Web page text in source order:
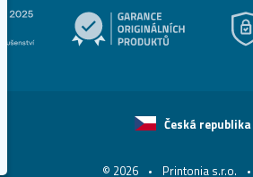
Česká republika
© 2026 Printonia s.r.o.